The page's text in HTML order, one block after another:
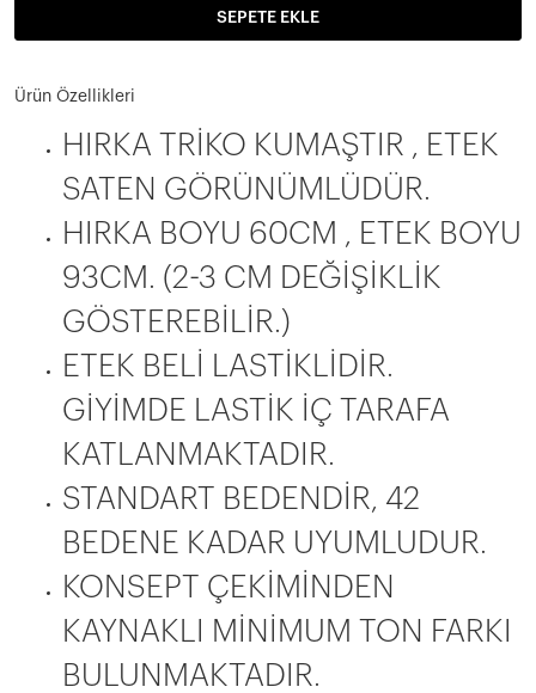
SEPETE EKLE
Ürün Özellikleri
HIRKA TRİKO KUMAŞTIR , ETEK
SATEN GÖRÜNÜMLÜDÜR.
HIRKA BOYU 60CM , ETEK BOYU
93CM. (2-3 CM DEĞİŞİKLİK
GÖSTEREBİLİR.)
ETEK BELİ LASTİKLİDİR.
GİYİMDE LASTİK İÇ TARAFA
KATLANMAKTADIR.
STANDART BEDENDİR, 42
BEDENE KADAR UYUMLUDUR.
KONSEPT ÇEKİMİNDEN
KAYNAKLI MİNİMUM TON FARKI
BULUNMAKTADIR.